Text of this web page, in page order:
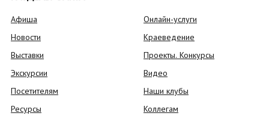
Афиша
Новости
Выставки
Экскурсии
Посетителям
Ресурсы
Онлайн-услуги
Краеведение
Проекты. Конкурсы
Видео
Наши клубы
Коллегам